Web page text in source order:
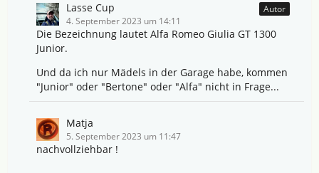
Lasse Cup
4. September 2023 um 14:11
Autor
Die Bezeichnung lautet Alfa Romeo Giulia GT 1300
Junior.
Und da ich nur Mädels in der Garage habe, kommen
"Junior" oder "Bertone" oder "Alfa" nicht in Frage...
Matja
5. September 2023 um 11:47
nachvollziehbar !